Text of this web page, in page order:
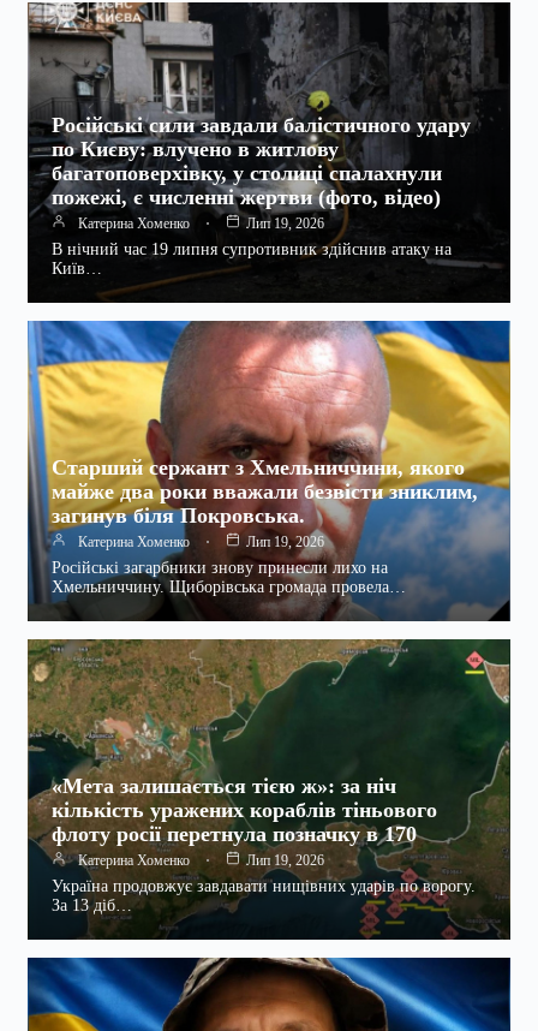
Російські сили завдали балістичного удару
по Києву: влучено в житлову
багатоповерхівку, у столиці спалахнули
пожежі, є численні жертви (фото, відео)
Катерина Хоменко Лип 19, 2026
В нічний час 19 липня супротивник здійснив атаку на
Київ…
Старший сержант з Хмельниччини, якого
майже два роки вважали безвісти зниклим,
загинув біля Покровська.
Катерина Хоменко Лип 19, 2026
Російські загарбники знову принесли лихо на
Хмельниччину. Щиборівська громада провела…
«Мета залишається тією ж»: за ніч
кількість уражених кораблів тіньового
флоту росії перетнула позначку в 170
Катерина Хоменко Лип 19, 2026
Україна продовжує завдавати нищівних ударів по ворогу.
За 13 діб…